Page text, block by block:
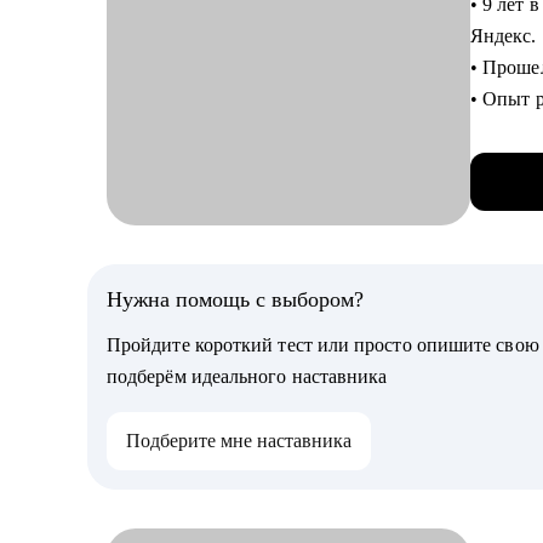
•
•
•
• Мок
•
• 9 лет
Яндекс.
•
• Опыт
• Аудит
•
• Как
Нужна помощь с выбором?
Пройдите короткий тест или просто опишите
подберём идеального наставника
Подберите мне наставника